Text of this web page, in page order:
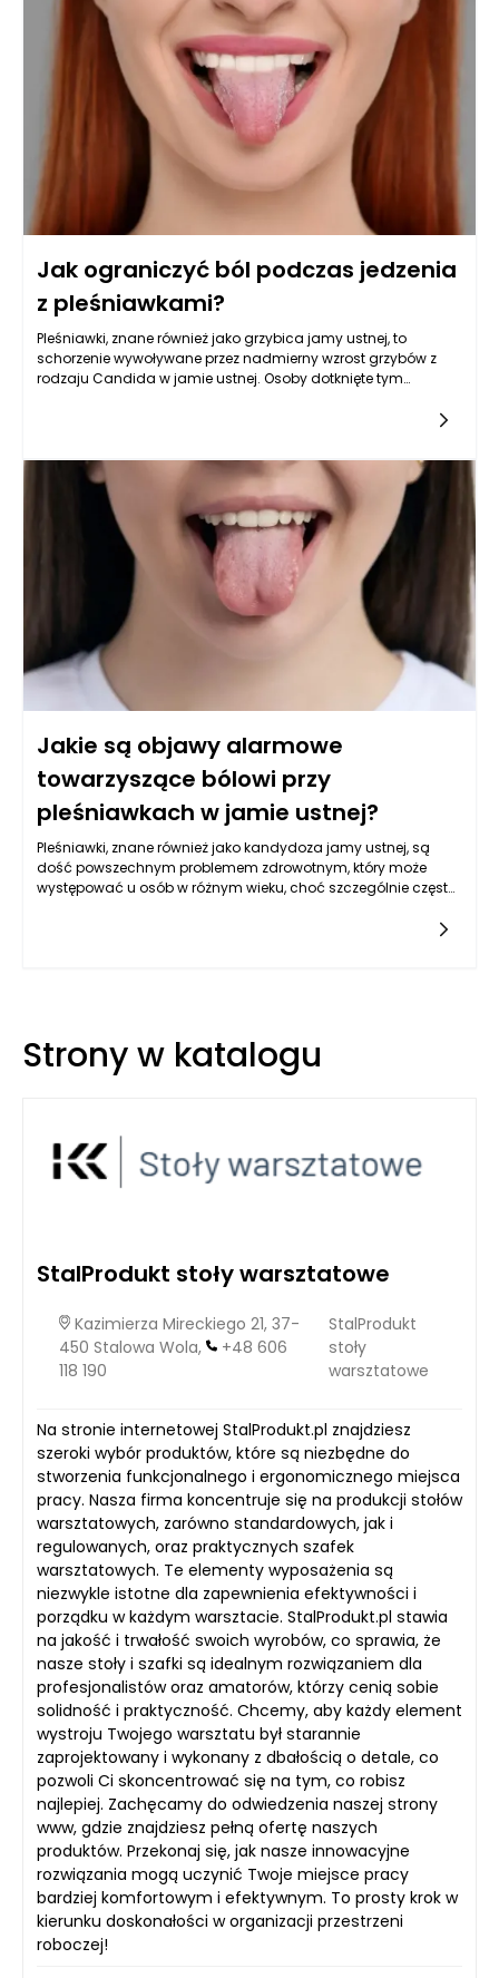
podrażnieniom oraz odwodnieniu. Dlatego codzienna
pielęgnacja nie jest jedynie elementem uzupełniającym
terapię – staje się jej podstawą. W tym kontekście warto
zrozumieć, jak balsamy emolientowe wspierają codzienną
pielęgnację skóry atopowej, ponieważ to właśnie one
odbudowują naturalną barierę lipidową naskórka i utrzymują
odpowiedni poziom nawilżenia. Ich regularne stosowanie ma
realny wpływ na ograniczenie objawów AZS, poprawę
wyglądu skóry oraz ogólne samopoczucie pacjenta.
Jak ograniczyć ból podczas jedzenia
z pleśniawkami?
Pleśniawki, znane również jako grzybica jamy ustnej, to
schorzenie wywoływane przez nadmierny wzrost grzybów z
rodzaju Candida w jamie ustnej. Osoby dotknięte tym
i poprawić jakość życia pacjentów. Istnieją różne sposoby
radzenia sobie z pleśniawkami, w tym stosowanie maści na
pleśniawki, które mogą pomóc w złagodzeniu objawów.
Jakie są objawy alarmowe
towarzyszące bólowi przy
pleśniawkach w jamie ustnej?
Pleśniawki, znane również jako kandydoza jamy ustnej, są
dość powszechnym problemem zdrowotnym, który może
występować u osób w różnym wieku, choć szczególnie często
osłabionym układem odpornościowym. Zazwyczaj objawiają
intensywny i wpływać na codzienne funkcjonowanie osoby
dotkniętej tym schorzeniem.
Strony w katalogu
StalProdukt stoły warsztatowe
Kazimierza Mireckiego 21, 37-
450 Stalowa Wola,
+48 606
118 190
StalProdukt
stoły
warsztatowe
Na stronie internetowej StalProdukt.pl znajdziesz
szeroki wybór produktów, które są niezbędne do
stworzenia funkcjonalnego i ergonomicznego miejsca
pracy. Nasza firma koncentruje się na produkcji stołów
warsztatowych, zarówno standardowych, jak i
regulowanych, oraz praktycznych szafek
warsztatowych. Te elementy wyposażenia są
niezwykle istotne dla zapewnienia efektywności i
porządku w każdym warsztacie. StalProdukt.pl stawia
na jakość i trwałość swoich wyrobów, co sprawia, że
nasze stoły i szafki są idealnym rozwiązaniem dla
profesjonalistów oraz amatorów, którzy cenią sobie
solidność i praktyczność. Chcemy, aby każdy element
wystroju Twojego warsztatu był starannie
zaprojektowany i wykonany z dbałością o detale, co
pozwoli Ci skoncentrować się na tym, co robisz
najlepiej. Zachęcamy do odwiedzenia naszej strony
www, gdzie znajdziesz pełną ofertę naszych
produktów. Przekonaj się, jak nasze innowacyjne
rozwiązania mogą uczynić Twoje miejsce pracy
bardziej komfortowym i efektywnym. To prosty krok w
kierunku doskonałości w organizacji przestrzeni
roboczej!